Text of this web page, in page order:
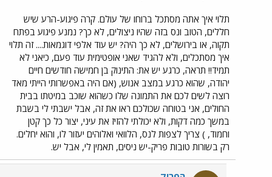
תלוי איך אתה מסתכל ברוחו של עולם. קרה פיגוע-הרע שיש
חללים, הטוב ונס בזה שהיו ניצולים, לא כך? נמנע פיגוע בפתח
תקוה, או בירושלים, לא כך היה? יש עוד אלפי דוגמאות.... זה תלוי
איך מסתכלים, ולא להגיד שאני אופטימית עוד פעם, כיאני לא
תמיד!! תראה, כרגע יש את: התינוק בן חמישה חודשים חיים
יהודה, שהוא כרגע במצב אנוש, (אם היה באפשרותי הייתי מאד
רוצה לשים לכם את התמונה שלו כשהוא שוכב במיטתו בבית
החולים, אני בטוחה שכולכם ראו את זה, אבל ישבתי לי בשבת
במשך כמה דקות, ולא יכולתי להזיז את עיני, יצור כל כך קטן
וחמוד, ) צריך לצפות לנס, הלוואי ואלוהים יעזור לו, והוא יחלים.
רק בשורות טובות פריק-יש ניסים, תאמין לי, אבל יש.